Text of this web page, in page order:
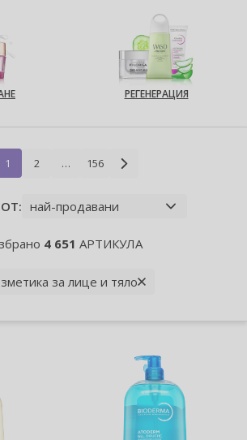
РЕГЕНЕРАЦИЯ
1 2 … 156
4 651 АРТИКУЛА
за лице и тяло